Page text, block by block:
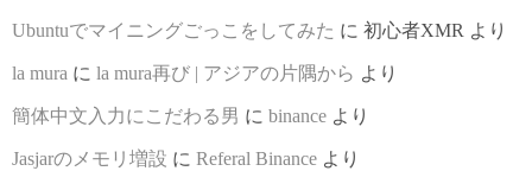
Ubuntuでマイニングごっこをしてみた に 初心者XMR より
la mura に la mura再び | アジアの片隅から より
簡体中文入力にこだわる男 に binance より
Jasjarのメモリ増設 に Referal Binance より